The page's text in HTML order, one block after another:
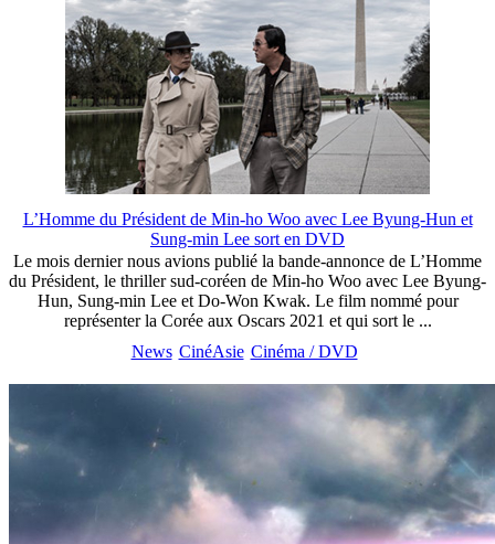
L’Homme du Président de Min-ho Woo avec Lee Byung-Hun et
Sung-min Lee sort en DVD
Le mois dernier nous avions publié la bande-annonce de L’Homme
du Président, le thriller sud-coréen de Min-ho Woo avec Lee Byung-
Hun, Sung-min Lee et Do-Won Kwak. Le film nommé pour
représenter la Corée aux Oscars 2021 et qui sort le ...
News CinéAsie Cinéma / DVD